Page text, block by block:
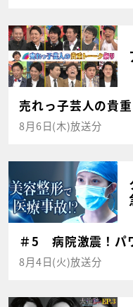
売れっ子芸人の貴
8月6日(木)放送分
＃5 病院激震！パ
8月4日(火)放送分